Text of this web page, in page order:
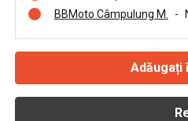
BBMoto Câmpulung M.
-
Adăugați